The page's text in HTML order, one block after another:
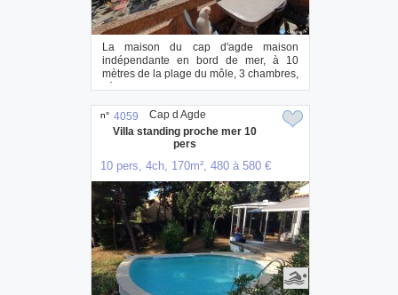
La maison du cap d'agde maison
indépendante en bord de mer, à 10
mètres de la plage du môle, 3 chambres,
séjour cuisi...
n° 4059
Villa standing proche mer 10
pers
10 pers, 4ch, 170m², 480 à 580 €
Cap d Agde